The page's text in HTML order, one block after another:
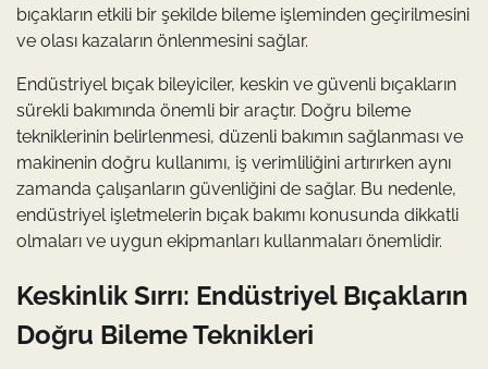
bıçakların etkili bir şekilde bileme işleminden geçirilmesini
ve olası kazaların önlenmesini sağlar.
Endüstriyel bıçak bileyiciler, keskin ve güvenli bıçakların
sürekli bakımında önemli bir araçtır. Doğru bileme
tekniklerinin belirlenmesi, düzenli bakımın sağlanması ve
makinenin doğru kullanımı, iş verimliliğini artırırken aynı
zamanda çalışanların güvenliğini de sağlar. Bu nedenle,
endüstriyel işletmelerin bıçak bakımı konusunda dikkatli
olmaları ve uygun ekipmanları kullanmaları önemlidir.
Keskinlik Sırrı: Endüstriyel Bıçakların
Doğru Bileme Teknikleri